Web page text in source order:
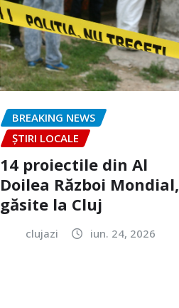
BREAKING NEWS
ȘTIRI LOCALE
14 proiectile din Al
Doilea Război Mondial,
găsite la Cluj
clujazi iun. 24, 2026